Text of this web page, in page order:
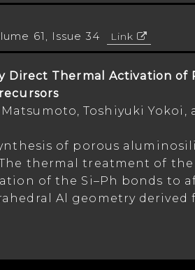
61, Issue 34
Link
Direct Thermal Activation
Toshiyuki Yokoi,
of porous
thermal treatment of the
of the Si–Ph bonds to
Al geometry derived